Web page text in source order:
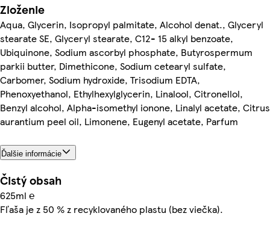
Zloženie
Aqua, Glycerin, Isopropyl palmitate, Alcohol denat., Glyceryl
stearate SE, Glyceryl stearate, C12- 15 alkyl benzoate,
Ubiquinone, Sodium ascorbyl phosphate, Butyrospermum
parkii butter, Dimethicone, Sodium cetearyl sulfate,
Carbomer, Sodium hydroxide, Trisodium EDTA,
Phenoxyethanol, Ethylhexylglycerin, Linalool, Citronellol,
Benzyl alcohol, Alpha-isomethyl ionone, Linalyl acetate, Citrus
aurantium peel oil, Limonene, Eugenyl acetate, Parfum
Ďalšie informácie
Čistý obsah
625ml ℮
Fľaša je z 50 % z recyklovaného plastu (bez viečka).